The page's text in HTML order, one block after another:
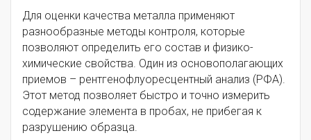
Для оценки качества металла применяют
разнообразные методы контроля, которые
позволяют определить его состав и физико-
химические свойства. Один из основополагающих
приемов – рентгенофлуоресцентный анализ (РФА).
Этот метод позволяет быстро и точно измерить
содержание элемента в пробах, не прибегая к
разрушению образца.